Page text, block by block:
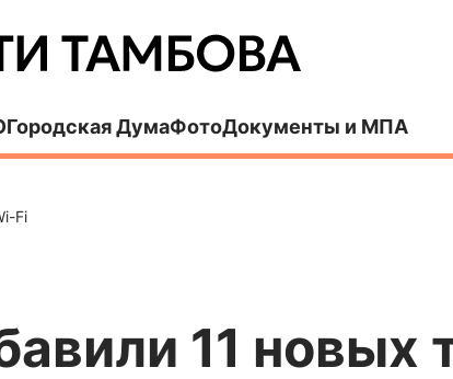
Городская ДумаФотоДокументы и МПА
Fi
11 новых